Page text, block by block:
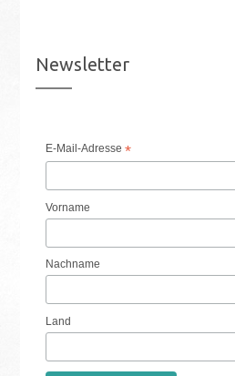
Newsletter
E-Mail-Adresse *
Vorname
Nachname
Land